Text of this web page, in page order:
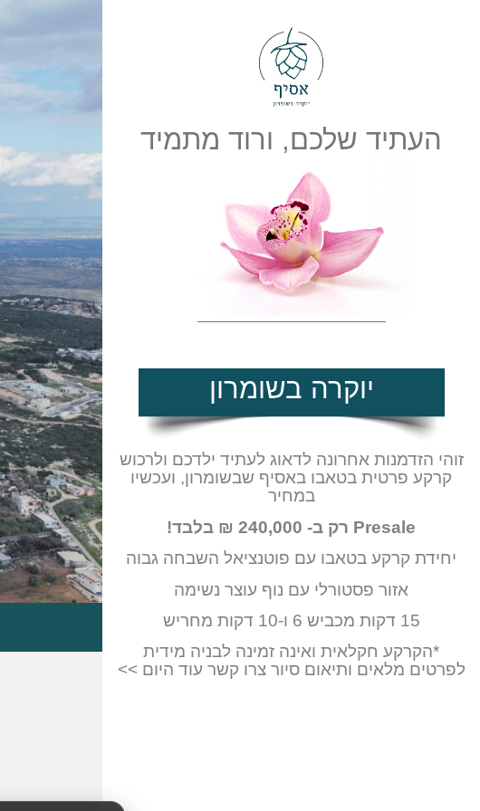
העתיד שלכם, ורוד מתמיד
יוקרה בשומרון
זוהי הזדמנות אחרונה לדאוג לעתיד ילדכם ולרכוש
קרקע פרטית בטאבו באסיף שבשומרון, ועכשיו
במחיר
Presale רק ב- 240,000 ₪ בלבד!
יחידת קרקע בטאבו עם פוטנציאל השבחה גבוה
אזור פסטורלי עם נוף עוצר נשימה
15 דקות מכביש 6 ו-10 דקות מחריש
*הקרקע חקלאית ואינה זמינה לבניה מידית
לפרטים מלאים ותיאום סיור צרו קשר עוד היום >>